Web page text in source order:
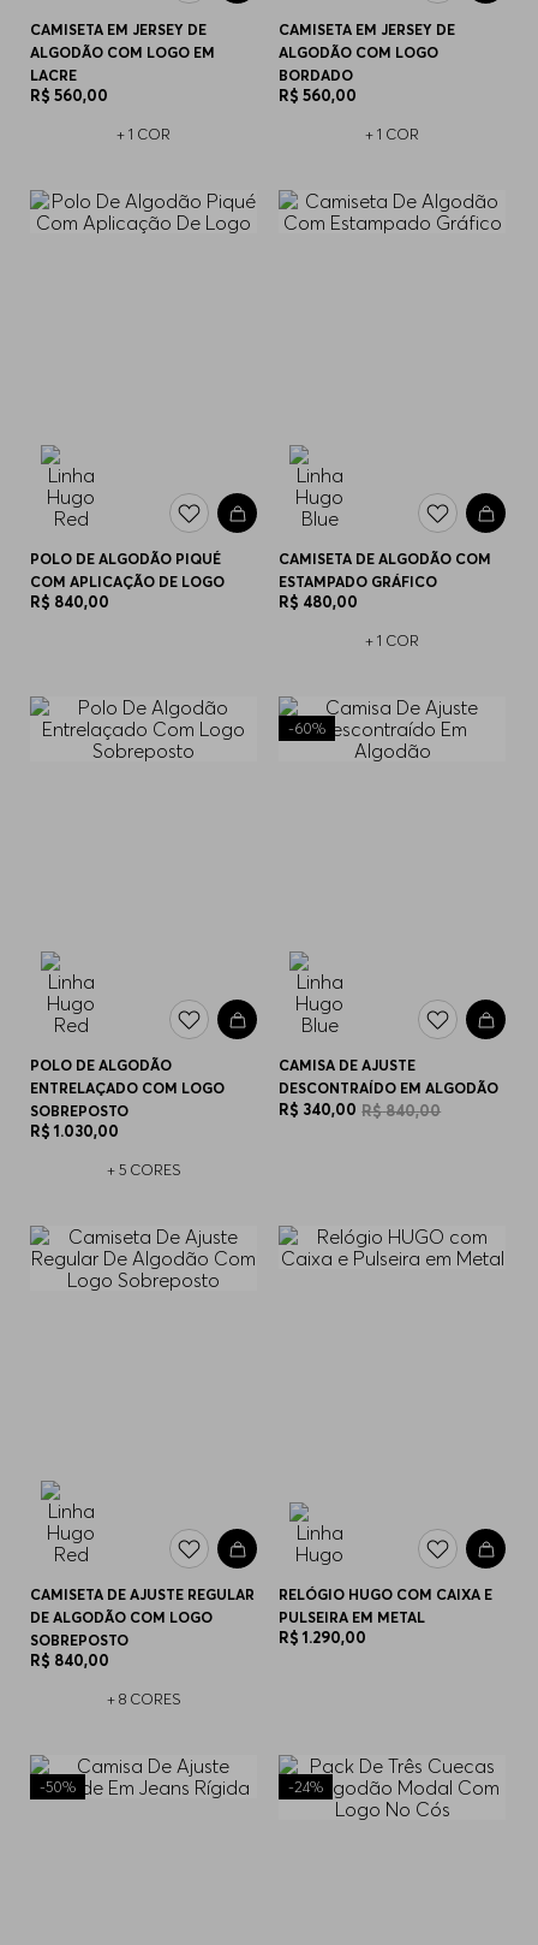
CAMISETA EM JERSEY DE
ALGODÃO COM LOGO EM
LACRE
R$ 560,00
+ 1 COR
CAMISETA EM JERSEY DE
ALGODÃO COM LOGO
BORDADO
R$ 560,00
+ 1 COR
POLO DE ALGODÃO PIQUÉ
COM APLICAÇÃO DE LOGO
R$ 840,00
CAMISETA DE ALGODÃO COM
ESTAMPADO GRÁFICO
R$ 480,00
+ 1 COR
POLO DE ALGODÃO
ENTRELAÇADO COM LOGO
SOBREPOSTO
R$ 1.030,00
+ 5 CORES
-60%
CAMISA DE AJUSTE
DESCONTRAÍDO EM ALGODÃO
R$ 340,00 R$840,00
CAMISETA DE AJUSTE REGULAR
DE ALGODÃO COM LOGO
SOBREPOSTO
R$ 840,00
+ 8 CORES
RELÓGIO HUGO COM CAIXA E
PULSEIRA EM METAL
R$ 1.290,00
-50% -24%